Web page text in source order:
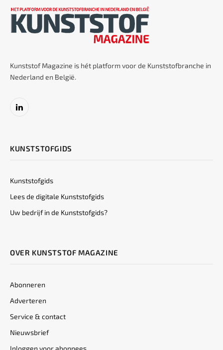
Kunststof Magazine is hét platform voor de Kunststofbranche in
Nederland en België.
LinkedIn
KUNSTSTOFGIDS
Kunststofgids
Lees de digitale Kunststofgids
Uw bedrijf in de Kunststofgids?
OVER KUNSTSTOF MAGAZINE
Abonneren
Adverteren
Service & contact
Nieuwsbrief